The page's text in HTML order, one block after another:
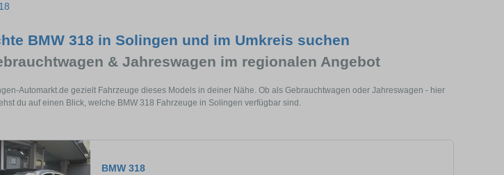
BMW 318 in Solingen und im Umkreis suchen
& Jahreswagen im regionalen Angebot
Automarkt.de gezielt Fahrzeuge dieses Models in deiner Nähe. Ob als Gebrauchtwagen oder Jahreswagen - hier
du auf einen Blick, welche BMW 318 Fahrzeuge in Solingen verfügbar sind.
BMW 318